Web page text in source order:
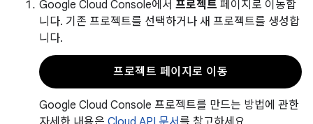
Google Cloud Console에서 프로젝트 페이지로 이동합
니다. 기존 프로젝트를 선택하거나 새 프로젝트를 생성합
니다.
프로젝트 페이지로 이동
Google Cloud Console 프로젝트를 만드는 방법에 관한